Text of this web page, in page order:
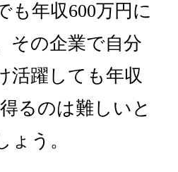
も年収600万円に
その企業で自分
活躍しても年収
るのは難しいと
ょう。